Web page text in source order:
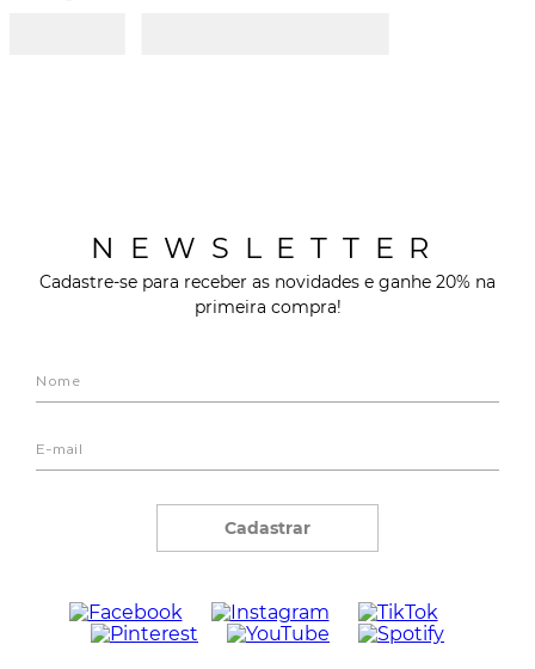
NEWSLETTER
Cadastre-se para receber as novidades e ganhe 20% na
primeira compra!
Cadastrar